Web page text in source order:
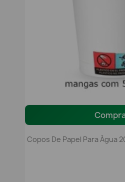
Copos De Papel Para Água